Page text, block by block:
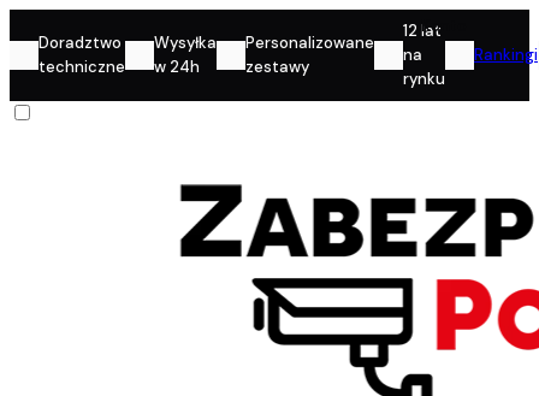
Doradztwo
techniczne
Wysyłka
w 24h
Personalizowane
zestawy
12 lat
na
rynku
Rankingi
Konto